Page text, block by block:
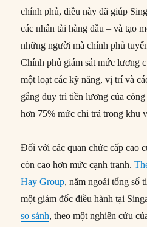
chính phủ, điều này đã giúp
các nhân tài hàng đầu – và tạo
những người mà chính phủ
Chính phủ giám sát mức lương
một loạt các kỹ năng, vị trí và
gắng duy trì tiền lương của
hơn 75% mức chi trả trong khu
Đối với các quan chức cấp cao
còn cao hơn mức cạnh tranh.
Hay Group, năm ngoái tổng số
một giám đốc điều hành tại
so sánh, theo một nghiên cứu